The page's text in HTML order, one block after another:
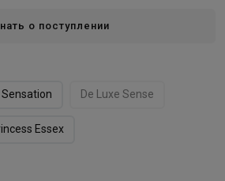
о поступлении
Sensation De Luxe Sense
Essex